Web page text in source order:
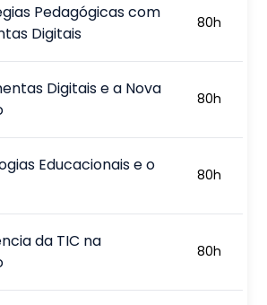
Pedagógicas com
Digitais
80h
Digitais e a Nova
80h
Educacionais e o
80h
da TIC na
80h